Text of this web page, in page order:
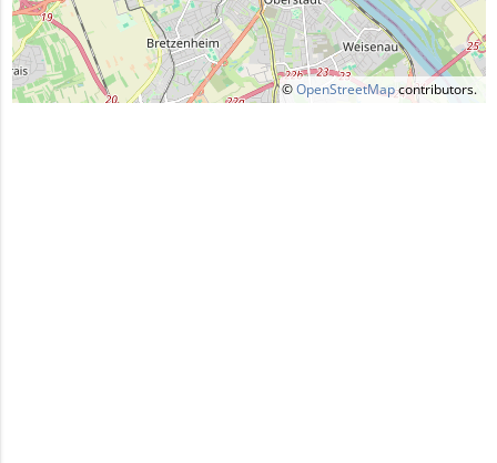
©OpenStreetMapcontributors.